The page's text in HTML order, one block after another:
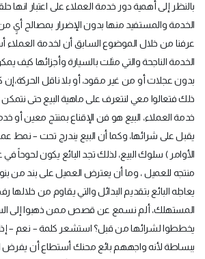
بالنظر إلى أهمية دور خدمة العملاء على اعتبار انها
الخدمة والمستفيد منها بدون الإضرار بمصالح أيٍ
عرفنا من خلال الموضوع السابق أن لخدمة العملاء
الخدمة الناجحة والتي مثلت بالسيارة وأجزائها كيف
بدون عجلات أو من غير مقود، أو بلا ناقل الحركة،إن
ذلك فتعالوا معي لنتعرف على ماهية البيع حتى نتمكن
خدمة العملاء، البيع هو فن الإقناع بمنتج معين أو
يقبل على شرائها، وكما أن البيع يندرج تحت – نمط
الأوامر ) سلوك البيع، لذلك تجد البائع يكون لحوحاً
منتجه للعميل ، وما أن يعترض العميل على بند من
يعاجله البائع بتقديم البدائل والتي يقاوم من
المستهلك، ألم نسمع عن قصص ممن ذهبوا إلى
يخططوا لشرائها من قبل؟ استشعر كلمة – نعم –
ببساطة لأنه واجههم بائع محنك أستطاع أن يفرض